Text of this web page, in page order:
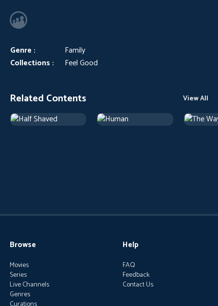
Genre :
Family
Collections :
Feel Good
Related Contents View All
Browse
Movies
Series
Live Channels
Genres
Help
FAQ
Feedback
Contact Us